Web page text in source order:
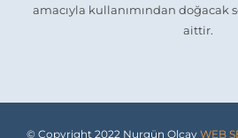
amacıyla kullanımından doğacak
aittir.
© Copyright 2022 Nurgün Olcay WEB